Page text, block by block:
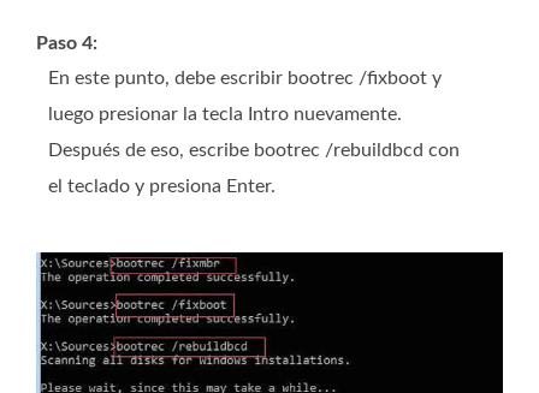
Paso 4:
En este punto, debe escribir bootrec /fixboot y
luego presionar la tecla Intro nuevamente.
Después de eso, escribe bootrec /rebuildbcd con
el teclado y presiona Enter.